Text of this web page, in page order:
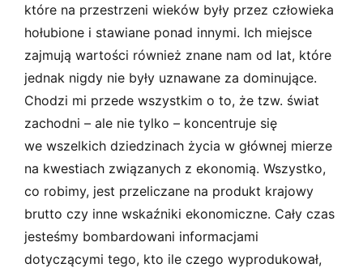
które na przestrzeni wieków były przez człowieka
hołubione i stawiane ponad innymi. Ich miejsce
zajmują wartości również znane nam od lat, które
jednak nigdy nie były uznawane za dominujące.
Chodzi mi przede wszystkim o to, że tzw. świat
zachodni – ale nie tylko – koncentruje się
we wszelkich dziedzinach życia w głównej mierze
na kwestiach związanych z ekonomią. Wszystko,
co robimy, jest przeliczane na produkt krajowy
brutto czy inne wskaźniki ekonomiczne. Cały czas
jesteśmy bombardowani informacjami
dotyczącymi tego, kto ile czego wyprodukował,